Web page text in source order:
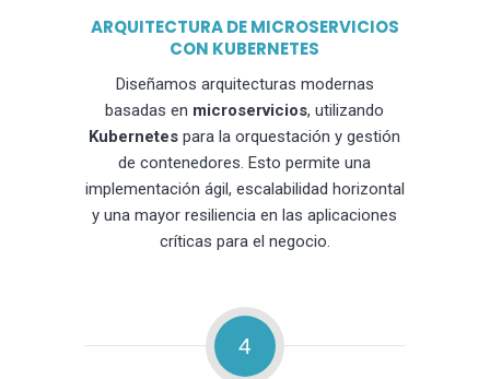
ARQUITECTURA DE MICROSERVICIOS
CON KUBERNETES
Diseñamos arquitecturas modernas
basadas en microservicios, utilizando
Kubernetes para la orquestación y gestión
de contenedores. Esto permite una
implementación ágil, escalabilidad horizontal
y una mayor resiliencia en las aplicaciones
críticas para el negocio.
4